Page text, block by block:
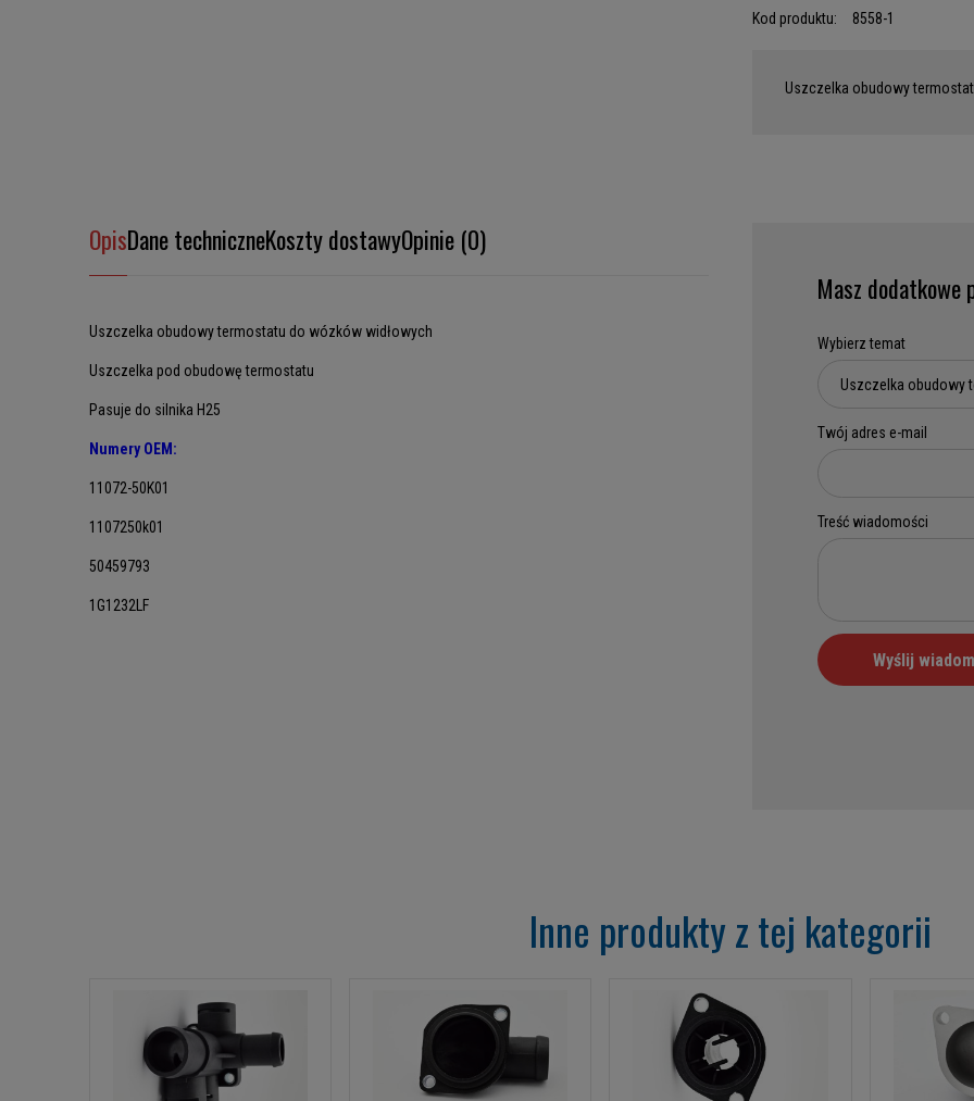
Kod produktu: 8558-1
Uszczelka obudowy
OpisDane techniczneKoszty dostawyOpinie (0)
Uszczelka obudowy termostatu do wózków widłowych
Uszczelka pod obudowę termostatu
Pasuje do silnika H25
Numery OEM:
11072-50K01
1107250k01
50459793
1G1232LF
Masz dodatkowe
Inne produkty z tej kategorii